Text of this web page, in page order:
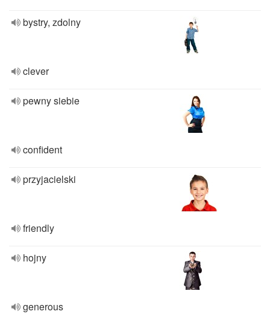
bystry, zdolny
clever
pewny siebie
confident
przyjacielski
friendly
hojny
generous